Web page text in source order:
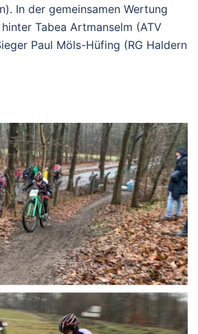
In der gemeinsamen Wertung
Tabea Artmanselm (ATV
Paul Möls-Hüfing (RG Haldern